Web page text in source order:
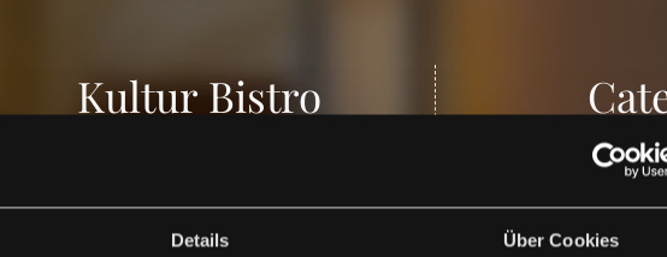
Details Über Cookies
Kultur Bistro
Jetzt entdecken
Gerne
für
Jetzt